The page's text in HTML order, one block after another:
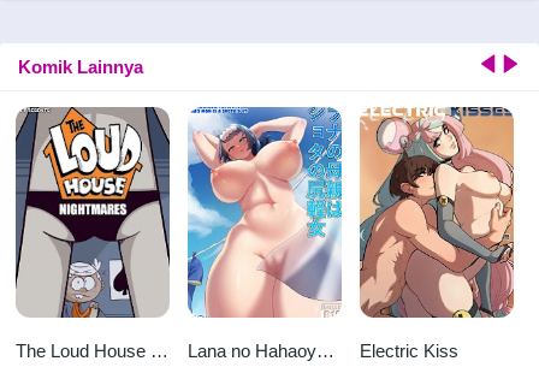
Komik Lainnya
The Loud House -
Lana no Hahaoya
Electric Kiss